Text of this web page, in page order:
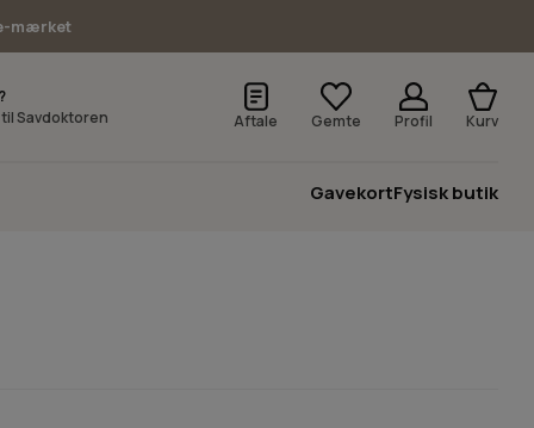
mærket
Savdoktoren
Aftale Gemte Profil Kurv
GavekortFysisk butik